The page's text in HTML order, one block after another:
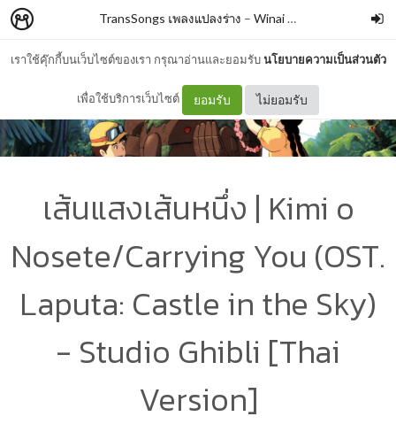
เราใช้คุ๊กกี้บนเว็บไซต์ของเรา กรุณาอ่านและยอมรับนโยบายความเป็นส่วนตัว
เพื่อใช้บริการเว็บไซต์ ยอมรับ ไม่ยอมรับ
TransSongs เพลงแปลงร่าง – Winai Chaichana
เส้นแสงเส้นหนึ่ง | Kimi o
Nosete/Carrying You (OST.
Laputa: Castle in the Sky)
- Studio Ghibli [Thai
Version]